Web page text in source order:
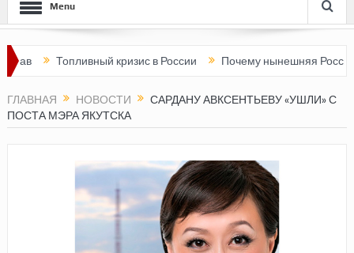
Menu
Топливный кризис в России Почему нынешняя Россия стала
ГЛАВНАЯ НОВОСТИ
САРДАНУ АВКСЕНТЬЕВУ «УШЛИ» С
ПОСТА МЭРА ЯКУТСКА